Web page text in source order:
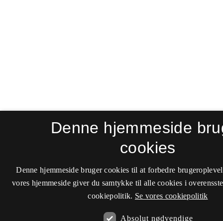
Denne hjemmeside
cookies
Denne hjemmeside bruger cookies til at forbedre
vores hjemmeside giver du samtykke til alle cookies i
cookiepolitik. Se vores cookiepolitik
Absolut nødvendige